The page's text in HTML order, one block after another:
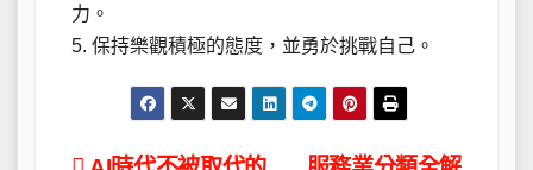
力。
5. 保持樂觀積極的態度，並勇於挑戰自己。